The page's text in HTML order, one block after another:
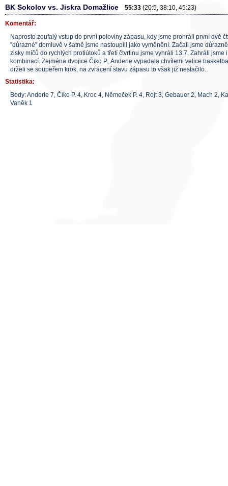
BK Sokolov vs. Jiskra Domažlice 55:33 (20:5, 38:10, 45:23)
Komentář:
Naprosto zoufalý vstup do první poloviny zápasu, kdy jsme prohráli první dvě
"důrazné" domluvě v šatně jsme nastoupili jako vyměnění. Začali jsme
zisky míčů do rychlých protiútoků a třetí čtvrtinu jsme vyhráli 13:7. Zahráli jsme
kombinací. Zejména dvojice Čiko P., Anderle vypadala chvílemi velice
drželi se soupeřem krok, na zvrácení stavu zápasu to však již nestačilo.
Statistika:
Body: Anderle 7, Čiko P. 4, Kroc 4, Němeček P. 4, Rojt 3, Gebauer 2, Mach 2,
Vaněk 1